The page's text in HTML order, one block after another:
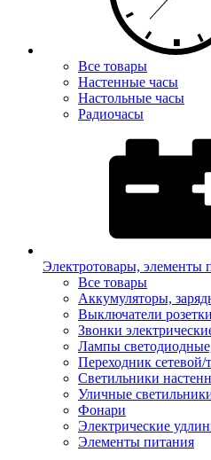
Все товары
Настенные часы
Настольные часы
Радиочасы
Электротовары, элементы
Все товары
Аккумуляторы,
Выключатели
Звонки
Лампы
Переходник сетевой/
Светильники
Уличные
Фонари
Электрические
Элементы питания